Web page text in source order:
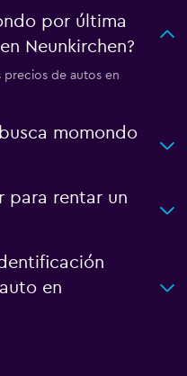
por última
Neunkirchen?
precios de autos en
momondo
para rentar un
en